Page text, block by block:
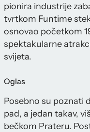
pionira industrije
tvrtkom Funtime
osnovao početkom
spektakularne
svijeta.
Oglas
Posebno su poznati
pad, a jedan takav,
bečkom Prateru.